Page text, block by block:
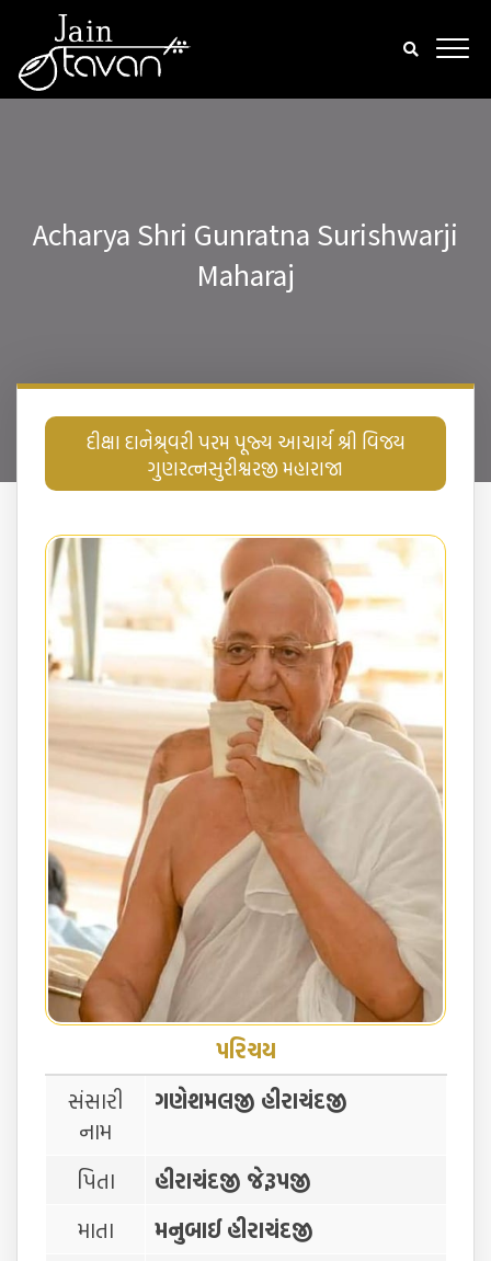
Acharya Shri Gunratna Surishwarji
Maharaj
દીક્ષા દાનેશ્ર્વરી પરમ પૂજ્ય આચાર્ય શ્રી વિજય
ગુણરત્નસુરીશ્વરજી મહારાજા
પરિચય
સંસારી
નામ
ગણેશમલજી હીરાચંદજી
પિતા
હીરાચંદજી જેરૂપજી
માતા
મનુબાઈ હીરાચંદજી